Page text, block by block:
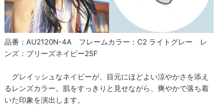
品番：AU2120N-4A フレームカラー：C2 ライトグレー レ
ンズ：ブリーズネイビー25F
グレイッシュなネイビーが、目元にほどよい涼やかさを添え
るレンズカラー。肌をすっきりと見せながら、爽やかで落ち着
いた印象を演出します。